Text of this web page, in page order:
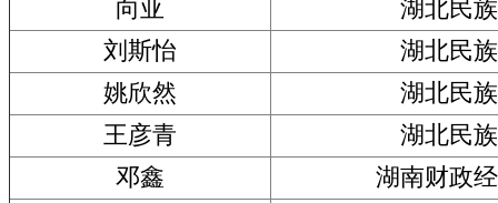
向亚
湖北民
刘斯怡
湖北民
姚欣然
湖北民
王彦青
湖北民
邓鑫
湖南财政